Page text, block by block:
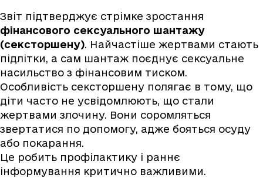
Звіт підтверджує стрімке зростання
фінансового сексуального шантажу
(сексторшену). Найчастіше жертвами стають
підлітки, а сам шантаж поєднує сексуальне
насильство з фінансовим тиском.
Особливість сексторшену полягає в тому, що
діти часто не усвідомлюють, що стали
жертвами злочину. Вони соромляться
звертатися по допомогу, адже бояться осуду
або покарання.
Це робить профілактику і раннє
інформування критично важливими.